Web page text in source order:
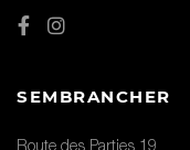
SEMBRANCHER